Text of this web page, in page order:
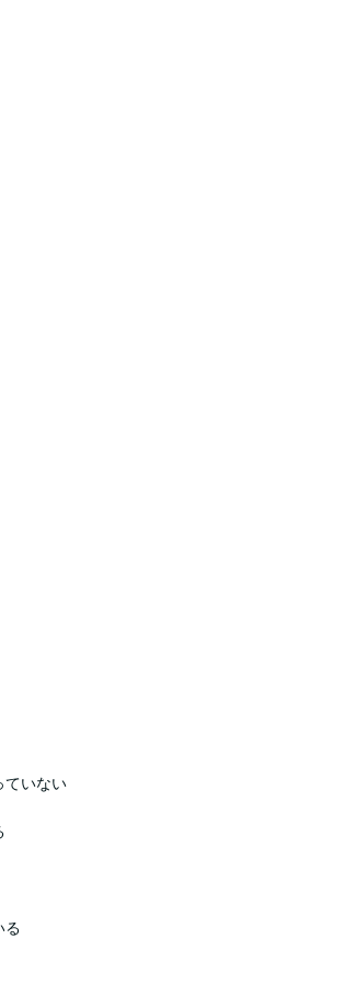
ていない
る